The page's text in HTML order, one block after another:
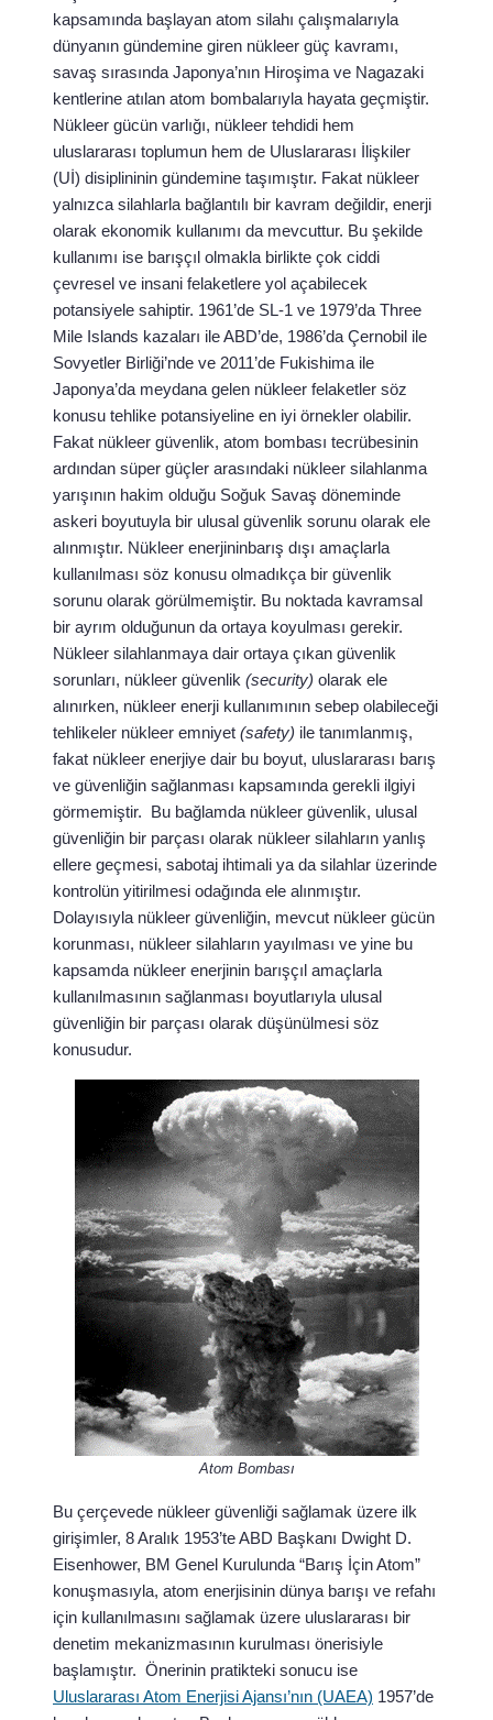
kapsamında başlayan atom silahı çalışmalarıyla
dünyanın gündemine giren nükleer güç kavramı,
savaş sırasında Japonya’nın Hiroşima ve Nagazaki
kentlerine atılan atom bombalarıyla hayata geçmiştir.
Nükleer gücün varlığı, nükleer tehdidi hem
uluslararası toplumun hem de Uluslararası İlişkiler
(Uİ) disiplininin gündemine taşımıştır. Fakat nükleer
yalnızca silahlarla bağlantılı bir kavram değildir, enerji
olarak ekonomik kullanımı da mevcuttur. Bu şekilde
kullanımı ise barışçıl olmakla birlikte çok ciddi
çevresel ve insani felaketlere yol açabilecek
potansiyele sahiptir. 1961’de SL-1 ve 1979’da Three
Mile Islands kazaları ile ABD’de, 1986’da Çernobil ile
Sovyetler Birliği’nde ve 2011’de Fukishima ile
Japonya’da meydana gelen nükleer felaketler söz
konusu tehlike potansiyeline en iyi örnekler olabilir.
Fakat nükleer güvenlik, atom bombası tecrübesinin
ardından süper güçler arasındaki nükleer silahlanma
yarışının hakim olduğu Soğuk Savaş döneminde
askeri boyutuyla bir ulusal güvenlik sorunu olarak ele
alınmıştır. Nükleer enerjininbarış dışı amaçlarla
kullanılması söz konusu olmadıkça bir güvenlik
sorunu olarak görülmemiştir. Bu noktada kavramsal
bir ayrım olduğunun da ortaya koyulması gerekir.
Nükleer silahlanmaya dair ortaya çıkan güvenlik
sorunları, nükleer güvenlik (security) olarak ele
alınırken, nükleer enerji kullanımının sebep olabileceği
tehlikeler nükleer emniyet (safety) ile tanımlanmış,
fakat nükleer enerjiye dair bu boyut, uluslararası barış
ve güvenliğin sağlanması kapsamında gerekli ilgiyi
görmemiştir. Bu bağlamda nükleer güvenlik, ulusal
güvenliğin bir parçası olarak nükleer silahların yanlış
ellere geçmesi, sabotaj ihtimali ya da silahlar üzerinde
kontrolün yitirilmesi odağında ele alınmıştır.
Dolayısıyla nükleer güvenliğin, mevcut nükleer gücün
korunması, nükleer silahların yayılması ve yine bu
kapsamda nükleer enerjinin barışçıl amaçlarla
kullanılmasının sağlanması boyutlarıyla ulusal
güvenliğin bir parçası olarak düşünülmesi söz
konusudur.
Atom Bombası
Bu çerçevede nükleer güvenliği sağlamak üzere ilk
girişimler, 8 Aralık 1953’te ABD Başkanı Dwight D.
Eisenhower, BM Genel Kurulunda “Barış İçin Atom”
konuşmasıyla, atom enerjisinin dünya barışı ve refahı
için kullanılmasını sağlamak üzere uluslararası bir
denetim mekanizmasının kurulması önerisiyle
başlamıştır. Önerinin pratikteki sonucu ise
Uluslararası Atom Enerjisi Ajansı’nın (UAEA) 1957’de